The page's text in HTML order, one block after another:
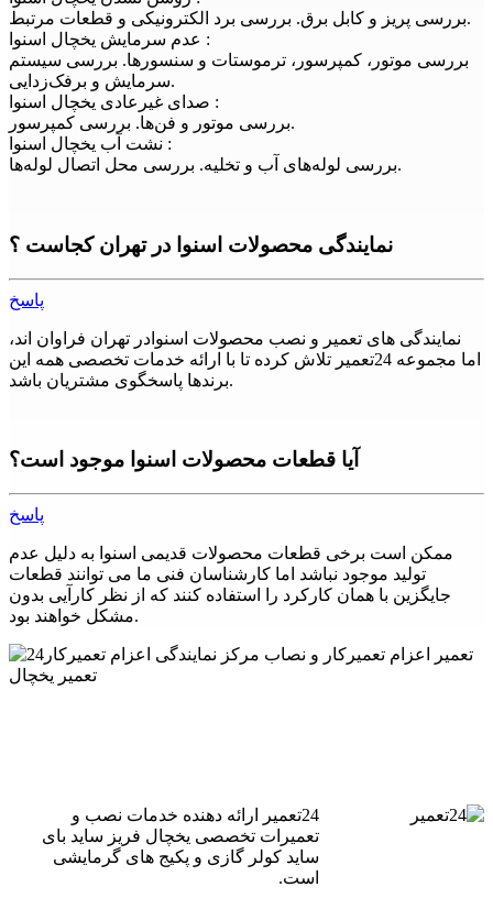
بررسی پریز و کابل برق. بررسی برد الکترونیکی و قطعات مرتبط.
عدم سرمایش یخچال اسنوا :
بررسی موتور، کمپرسور، ترموستات و سنسورها. بررسی سیستم
سرمایش و برفک‌زدایی.
صدای غیرعادی یخچال اسنوا :
بررسی موتور و فن‌ها. بررسی کمپرسور.
نشت آب یخچال اسنوا :
بررسی لوله‌های آب و تخلیه. بررسی محل اتصال لوله‌ها.
نمایندگی محصولات اسنوا در تهران کجاست ؟
پاسخ
نمایندگی های تعمیر و نصب محصولات اسنوادر تهران فراوان اند،
اما مجموعه 24تعمیر تلاش کرده تا با ارائه خدمات تخصصی همه این
برندها پاسخگوی مشتریان باشد.
آیا قطعات محصولات اسنوا موجود است؟
پاسخ
ممکن است برخی قطعات محصولات قدیمی اسنوا به دلیل عدم
تولید موجود نباشد اما کارشناسان فنی ما می توانند قطعات
جایگزین با همان کارکرد را استفاده کنند که از نظر کارآیی بدون
مشکل خواهند بود.
24تعمیر ارائه دهنده خدمات نصب و
تعمیرات تخصصی یخچال فریز ساید بای
ساید کولر گازی و پکیج های گرمایشی
است.